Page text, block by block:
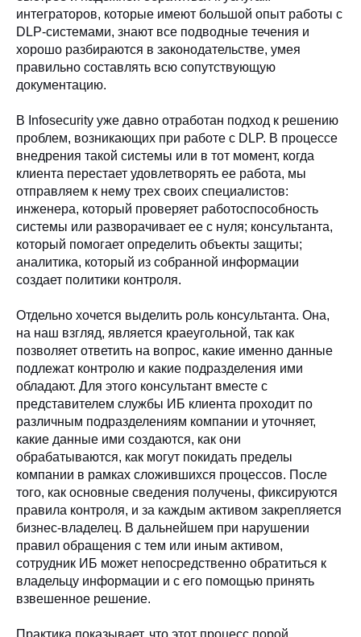
интеграторов, которые имеют большой опыт работы с
DLP-системами, знают все подводные течения и
хорошо разбираются в законодательстве, умея
правильно составлять всю сопутствующую
документацию.
В Infosecurity уже давно отработан подход к решению
проблем, возникающих при работе с DLP. В процессе
внедрения такой системы или в тот момент, когда
клиента перестает удовлетворять ее работа, мы
отправляем к нему трех своих специалистов:
инженера, который проверяет работоспособность
системы или разворачивает ее с нуля; консультанта,
который помогает определить объекты защиты;
аналитика, который из собранной информации
создает политики контроля.
Отдельно хочется выделить роль консультанта. Она,
на наш взгляд, является краеугольной, так как
позволяет ответить на вопрос, какие именно данные
подлежат контролю и какие подразделения ими
обладают. Для этого консультант вместе с
представителем службы ИБ клиента проходит по
различным подразделениям компании и уточняет,
какие данные ими создаются, как они
обрабатываются, как могут покидать пределы
компании в рамках сложившихся процессов. После
того, как основные сведения получены, фиксируются
правила контроля, и за каждым активом закрепляется
бизнес-владелец. В дальнейшем при нарушении
правил обращения с тем или иным активом,
сотрудник ИБ может непосредственно обратиться к
владельцу информации и с его помощью принять
взвешенное решение.
Практика показывает, что этот процесс порой